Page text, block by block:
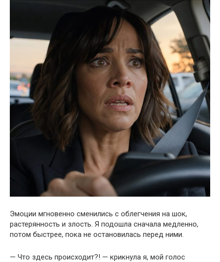
Эмоции мгновенно сменились с облегчения на шок,
растерянность и злость. Я подошла сначала медленно,
потом быстрее, пока не остановилась перед ними.
— Что здесь происходит?! — крикнула я, мой голос